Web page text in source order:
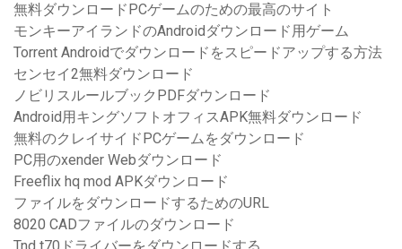
無料ダウンロードPCゲームのための最高のサイト
モンキーアイランドのAndroidダウンロード用ゲーム
Torrent Androidでダウンロードをスピードアップする方法
センセイ2無料ダウンロード
ノビリスルールブックPDFダウンロード
Android用キングソフトオフィスAPK無料ダウンロード
無料のクレイサイドPCゲームをダウンロード
PC用のxender Webダウンロード
Freeflix hq mod APKダウンロード
ファイルをダウンロードするためのURL
8020 CADファイルのダウンロード